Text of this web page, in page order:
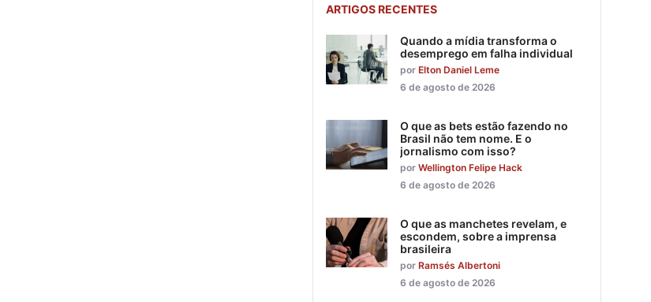
ARTIGOS RECENTES
Quando a mídia transforma o
desemprego em falha individual
por Elton Daniel Leme
6 de agosto de 2026
O que as bets estão fazendo no
Brasil não tem nome. E o
jornalismo com isso?
por Wellington Felipe Hack
6 de agosto de 2026
O que as manchetes revelam, e
escondem, sobre a imprensa
brasileira
por Ramsés Albertoni
6 de agosto de 2026